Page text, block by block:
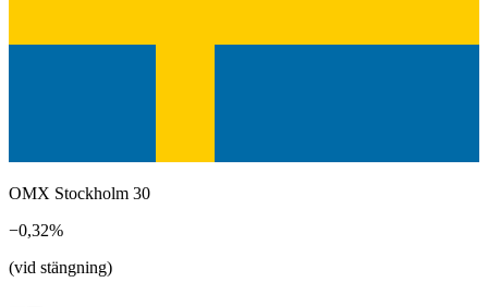
OMX Stockholm 30
−0,32%
(vid stängning)